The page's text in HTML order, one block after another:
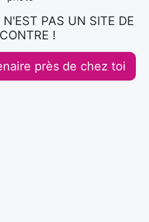
PAS UN SITE DE
!
près de chez toi